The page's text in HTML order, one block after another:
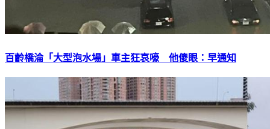
百齡橋淪「大型泡水場」車主狂哀嚎 他傻眼：早通知